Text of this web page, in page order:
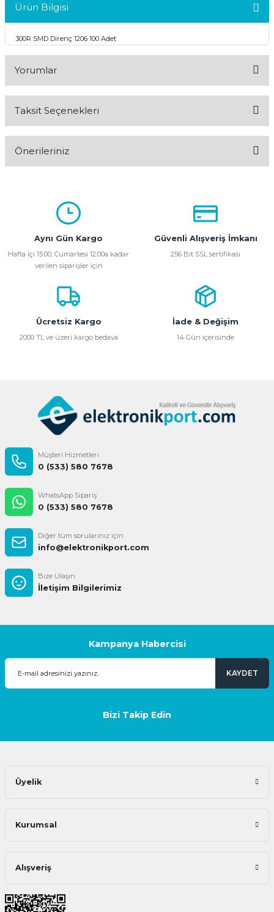
Ürün Bilgisi
300R SMD Direnç 1206 100 Adet
Yorumlar
Taksit Seçenekleri
Önerileriniz
kullanarak tarafımıza iletebilirsiniz.
Görüş ve önerileriniz için teşekkür ederiz.
Ürün açıklamasında eksik bilgiler bulunuyor.
Ürün bilgilerinde hatalar bulunuyor.
Ürün fiyatı diğer sitelerden daha pahalı.
Bu ürüne benzer farklı alternatifler olmalı.
Aynı Gün Kargo
Hafta İçi 15:00, Cumartesi 12:00a kadar
verilen siparişler için
Güvenli Alışveriş İmkanı
256 Bit SSL sertifikası
Ücretsiz Kargo
2000 TL ve üzeri kargo bedava
İade & Değişim
14 Gün içerisinde
Müşteri Hizmetleri
0 (533) 580 7678
WhatsApp Sipariş
0 (533) 580 7678
Diğer tüm sorularınız için
info@elektronikport.com
Bize Ulaşın
İletişim Bilgilerimiz
Kampanya Habercisi
KAYDET
Bizi Takip Edin
Üyelik
Kurumsal
Alışveriş